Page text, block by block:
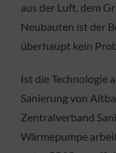
aus der Luft, dem
Neubauten ist der
überhaupt kein
Ist die Technologie
Sanierung von
Zentralverband
Wärmepumpe